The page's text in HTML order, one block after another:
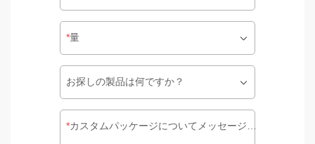
量
お探しの製品は何ですか？
カスタムパッケージについてメッセージを残してください